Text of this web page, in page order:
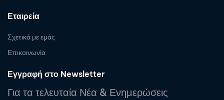
Εταιρεία
Σχετικά με εμάς
Επικοινωνία
Εγγραφή στο Newsletter
Για τα τελευταία Νέα & Ενημερώσεις